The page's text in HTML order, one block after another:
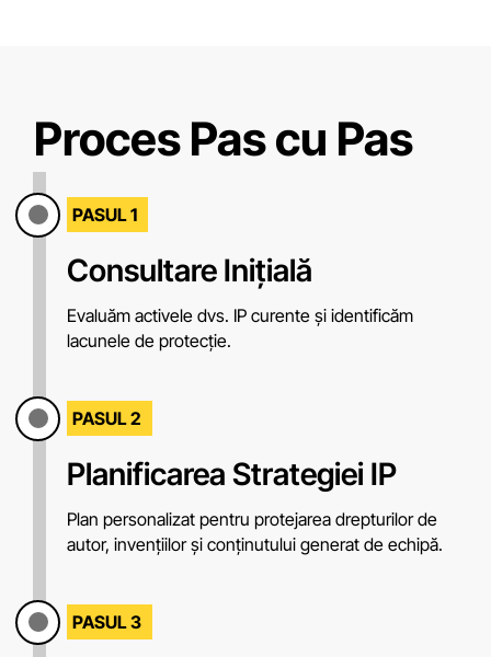
Proces Pas cu Pas
PASUL 1
Consultare Inițială
Evaluăm activele dvs. IP curente și identificăm
lacunele de protecție.
PASUL 2
Planificarea Strategiei IP
Plan personalizat pentru protejarea drepturilor de
autor, invențiilor și conținutului generat de echipă.
PASUL 3